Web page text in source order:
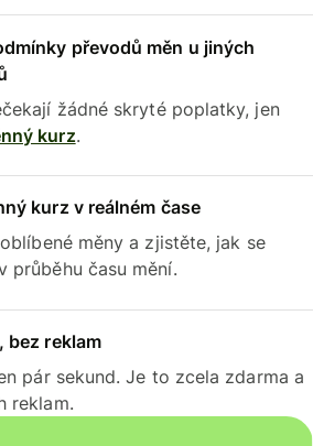
převodů měn u jiných
žádné skryté poplatky, jen
kurz.
kurz v reálném čase
měny a zjistěte, jak se
průběhu času mění.
bez reklam
pár sekund. Je to zcela zdarma a
reklam.